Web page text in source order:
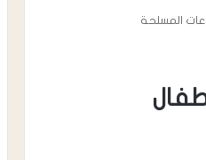
المسلحة